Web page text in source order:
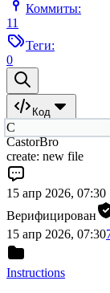
Коммиты:
11
Теги:
0
Код
C
CastorBro
create: new file
15 апр 2026, 07:30
Верифицирован
15 апр 2026, 07:30
Instructions